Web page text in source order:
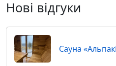
Нові відгуки
Сауна